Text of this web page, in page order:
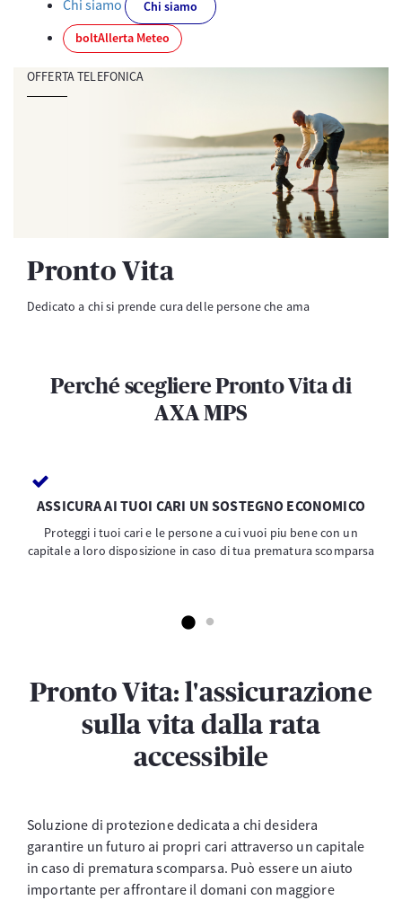
Chi siamo
Chi siamo
boltAllerta Meteo
OFFERTA TELEFONICA
Pronto Vita
Dedicato a chi si prende cura delle persone che ama
Perché scegliere Pronto Vita di
AXA MPS
ASSICURA AI TUOI CARI UN SOSTEGNO ECONOMICO
Proteggi i tuoi cari e le persone a cui vuoi piu bene con un
capitale a loro disposizione in caso di tua prematura scomparsa
Pronto Vita: l'assicurazione
sulla vita dalla rata
accessibile
Soluzione di protezione dedicata a chi desidera
garantire un futuro ai propri cari attraverso un capitale
in caso di prematura scomparsa. Può essere un aiuto
importante per affrontare il domani con maggiore